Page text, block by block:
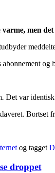
varme, men
Det var
Bortset
og tagget
droppet